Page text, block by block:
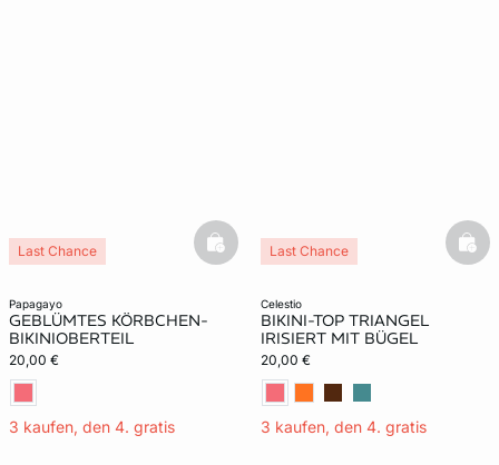
papagayo
GEBLÜMTES KÖRBCHEN-
BIKINIOBERTEIL
20,00 €
3 kaufen, den 4. gratis
Last Chance basketfull
celestio
BIKINI-TOP TRIANGEL
IRISIERT MIT BÜGEL
20,00 €
3 kaufen, den 4. gratis
Last Chance